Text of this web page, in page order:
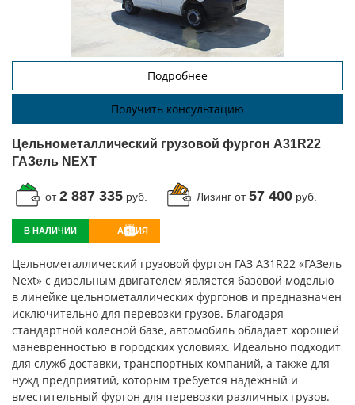
Подробнее
Получить консультацию
Цельнометаллический грузовой фургон A31R22
ГАЗель NEXT
от2 887 335 руб. Лизинг от57 400 руб.
В НАЛИЧИИ АКЦИЯ
Цельнометаллический грузовой фургон ГАЗ А31R22 «ГАЗель
Next» с дизельным двигателем является базовой моделью
в линейке цельнометаллических фургонов и предназначен
исключительно для перевозки грузов. Благодаря
стандартной колесной базе, автомобиль обладает хорошей
маневренностью в городских условиях. Идеально подходит
для служб доставки, транспортных компаний, а также для
нужд предприятий, которым требуется надежный и
вместительный фургон для перевозки различных грузов.